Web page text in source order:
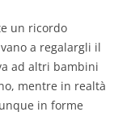
un ricordo
a regalargli il
ad altri bambini
mentre in realtà
in forme